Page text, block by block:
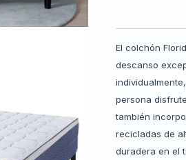
El colchón
descanso
persona
también
recicladas de
duradera en el